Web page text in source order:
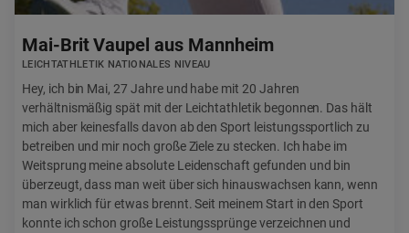
Mai-Brit Vaupel aus Mannheim
LEICHTATHLETIK NATIONALES NIVEAU
Hey, ich bin Mai, 27 Jahre und habe mit 20 Jahren
verhältnismäßig spät mit der Leichtathletik begonnen. Das hält
mich aber keinesfalls davon ab den Sport leistungssportlich zu
betreiben und mir noch große Ziele zu stecken. Ich habe im
Weitsprung meine absolute Leidenschaft gefunden und bin
überzeugt, dass man weit über sich hinauswachsen kann, wenn
man wirklich für etwas brennt. Seit meinem Start in den Sport
konnte ich schon große Leistungssprünge verzeichnen und